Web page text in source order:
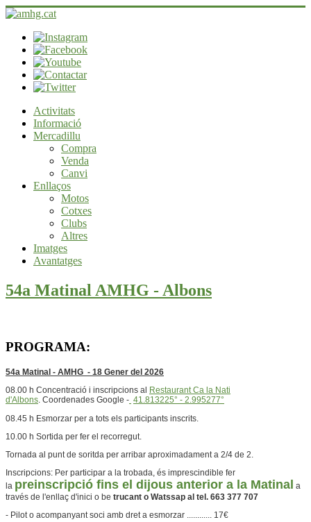
Activitats
Informació
Mercadillu
Compra
Venda
Canvi
Enllaços
Motos
Cotxes
Clubs
Altres
Imatges
Avantatges
54a Matinal AMHG - Albons
PROGRAMA:
54a Matinal - AMHG - 18 Gener del 2026
08.00 h Concentració i inscripcions al Restaurant Ca la Nati
d'Albons. Coordenades Google - 41.813225° - 2.995277°
08.45 h Esmorzar per a tots els participants inscrits.
10.00 h Sortida per fer el recorregut.
Tornada al punt de soritda per arribar aproximadament a 2/4 de 2.
Inscripcions: Per participar a la trobada, és imprescindible fer
la preinscripció fins el dijous anterior a la Matinal a
través de l'enllaç d'inici o be trucant o Watssap al tel. 663 377 707
- Pilot o acompanyant soci amb dret a esmorzar ............ 17€